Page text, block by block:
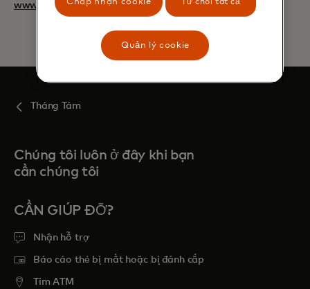
www.mastercard.com
Tháng Tám
Chúng tôi luôn ở đây khi bạn
cần chúng tôi
CẦN GIÚP ĐỠ?
Nhận hỗ trợ
Báo cáo thẻ bị mất hoặc bị đánh cắp
Tim ATM
Chấp nhận cookie Từ chối tất cả
Quản lý cookie